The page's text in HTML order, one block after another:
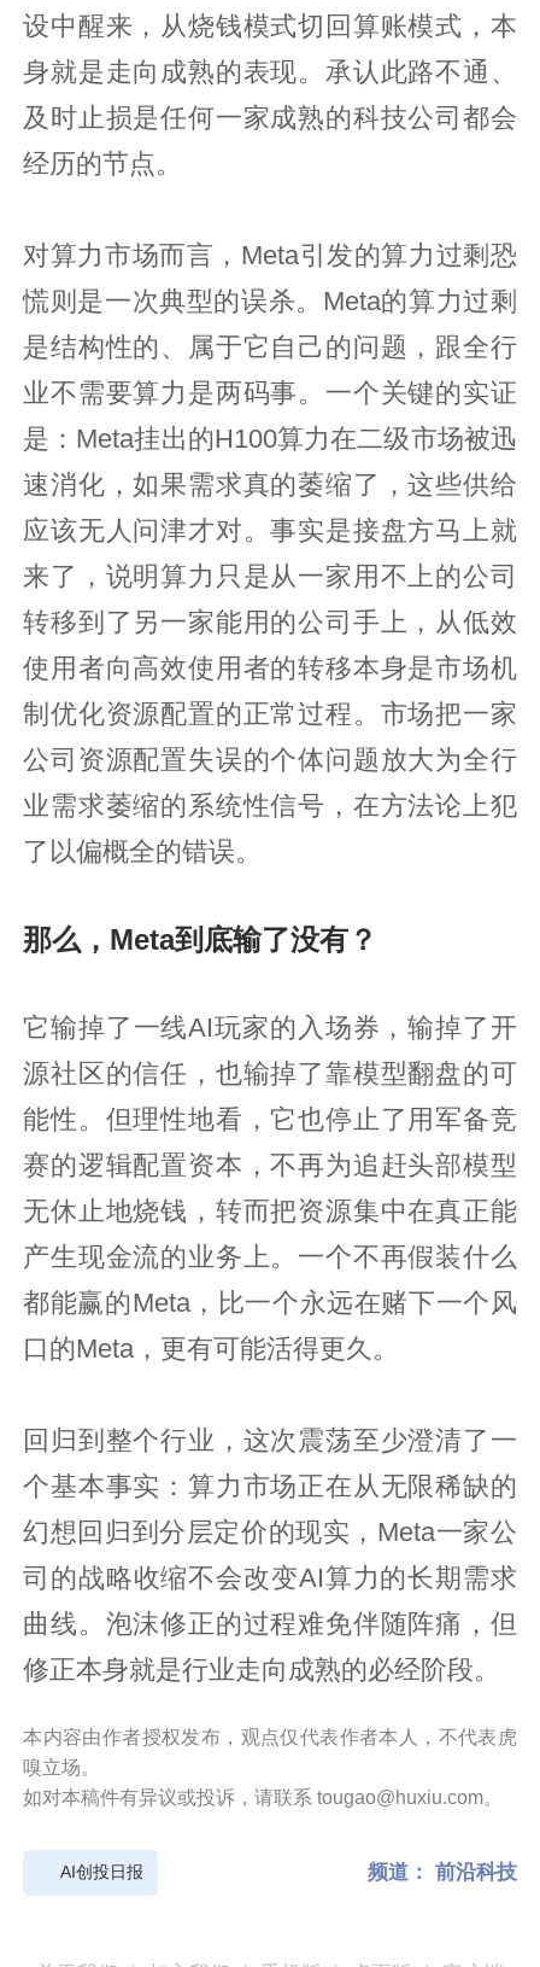
设中醒来，从烧钱模式切回算账模式，本
身就是走向成熟的表现。承认此路不通、
及时止损是任何一家成熟的科技公司都会
经历的节点。
对算力市场而言，Meta引发的算力过剩恐
慌则是一次典型的误杀。Meta的算力过剩
是结构性的、属于它自己的问题，跟全行
业不需要算力是两码事。一个关键的实证
是：Meta挂出的H100算力在二级市场被迅
速消化，如果需求真的萎缩了，这些供给
应该无人问津才对。事实是接盘方马上就
来了，说明算力只是从一家用不上的公司
转移到了另一家能用的公司手上，从低效
使用者向高效使用者的转移本身是市场机
制优化资源配置的正常过程。市场把一家
公司资源配置失误的个体问题放大为全行
业需求萎缩的系统性信号，在方法论上犯
了以偏概全的错误。
那么，Meta到底输了没有？
它输掉了一线AI玩家的入场券，输掉了开
源社区的信任，也输掉了靠模型翻盘的可
能性。但理性地看，它也停止了用军备竞
赛的逻辑配置资本，不再为追赶头部模型
无休止地烧钱，转而把资源集中在真正能
产生现金流的业务上。一个不再假装什么
都能赢的Meta，比一个永远在赌下一个风
口的Meta，更有可能活得更久。
回归到整个行业，这次震荡至少澄清了一
个基本事实：算力市场正在从无限稀缺的
幻想回归到分层定价的现实，Meta一家公
司的战略收缩不会改变AI算力的长期需求
曲线。泡沫修正的过程难免伴随阵痛，但
修正本身就是行业走向成熟的必经阶段。
本内容由作者授权发布，观点仅代表作者本人，不代表虎
嗅立场。
如对本稿件有异议或投诉，请联系 tougao@huxiu.com。
AI创投日报 频道： 前沿科技